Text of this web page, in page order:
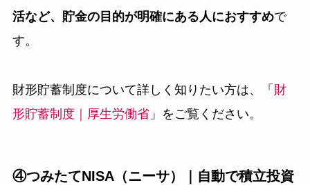
活など、貯金の目的が明確にある人におすすめで
す。
財形貯蓄制度について詳しく知りたい方は、「 財
形貯蓄制度｜厚生労働省」をご覧ください。
④つみたてNISA（ニーサ）｜自動で積立投資